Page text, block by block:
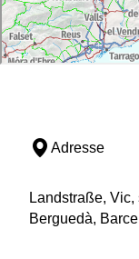
Adresse
Landstraße, Vic,
Berguedà,